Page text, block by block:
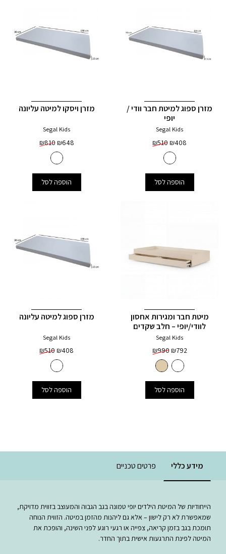
מזרן ספוג למיטת חבר וודי /
יופי
Segal Kids
₪408
₪510
הוספה לסל
מזרן ויסקו למיטה עליונה
Segal Kids
₪648
₪810
הוספה לסל
מיטת חבר ומגירות אחסון
לוודי/יופי – חלב שקדים
Segal Kids
₪792
₪990
הוספה לסל
מזרן ספוג למיטה עליונה
Segal Kids
₪408
₪510
הוספה לסל
מידע כללי פרטים טכניים
הייחודיות של המיטת הילדים יופי טמונה בגב הגבוה והמעוצב בזווית מדויקת,
שמאפשרת לא רק לישון – אלא גם ליהנות מהזמן במיטה. הזווית הנוחה
תומכת בגב בזמן קריאה, צפייה או רגעי רוגע לפני השינה, והופכת את
המיטה לפינת התרגעות אישית בתוך החדר.